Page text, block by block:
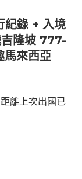
錄 + 入境
隆坡 777-
來西亞
離上次出國已